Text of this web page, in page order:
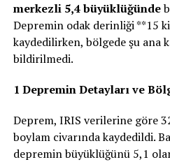
merkezli 5,4 büyüklüğünde
Depremin odak derinliği **15
kaydedilirken, bölgede şu ana
bildirilmedi.
1 DepreminDetayları ve
Deprem, IRIS verilerine göre
boylam civarında kaydedildi.
depremin büyüklüğünü 5,1